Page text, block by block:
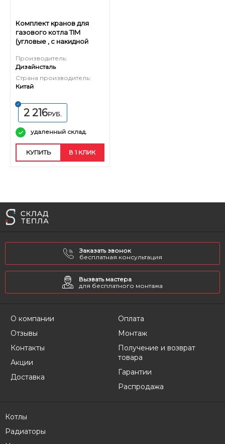
Комплект кранов для
газового котла TIM
(угловые , с накидной
Производитель:
Дизайнсталь
Страна производитель:
Китай
2 216РУБ.
удаленный склад.
КУПИТЬ В 1 КЛИК
Заказать звонок
бесплатная консультация
Вызвать мастера
для бесплатного монтажа
О компании
Отзывы
Контакты
Акции
Доставка
Оплата
Монтаж
Получение и возврат
товара
Гарантии
Распродажа
Котлы
Радиаторы